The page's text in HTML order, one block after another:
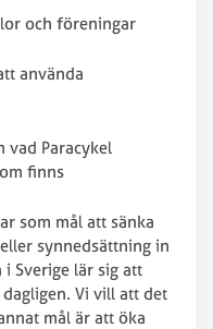
och föreningar
använda
vad Paracykel
finns
som mål att sänka
synnedsättning in
Sverige lär sig att
Vi vill att det
mål är att öka